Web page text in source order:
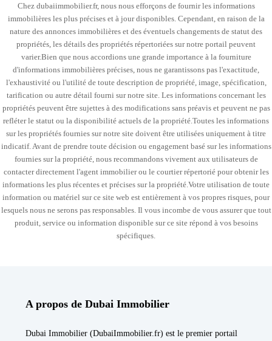
Chez dubaiimmobilier.fr, nous nous efforçons de fournir les informations
immobilières les plus précises et à jour disponibles. Cependant, en raison de la
nature des annonces immobilières et des éventuels changements de statut des
propriétés, les détails des propriétés répertoriées sur notre portail peuvent
varier.Bien que nous accordions une grande importance à la fourniture
d'informations immobilières précises, nous ne garantissons pas l'exactitude,
l'exhaustivité ou l'utilité de toute description de propriété, image, spécification,
tarification ou autre détail fourni sur notre site. Les informations concernant les
propriétés peuvent être sujettes à des modifications sans préavis et peuvent ne pas
refléter le statut ou la disponibilité actuels de la propriété.Toutes les informations
sur les propriétés fournies sur notre site doivent être utilisées uniquement à titre
indicatif. Avant de prendre toute décision ou engagement basé sur les informations
fournies sur la propriété, nous recommandons vivement aux utilisateurs de
contacter directement l'agent immobilier ou le courtier répertorié pour obtenir les
informations les plus récentes et précises sur la propriété.Votre utilisation de toute
information ou matériel sur ce site web est entièrement à vos propres risques, pour
lesquels nous ne serons pas responsables. Il vous incombe de vous assurer que tout
produit, service ou information disponible sur ce site répond à vos besoins
spécifiques.
A propos de Dubai Immobilier
Dubai Immobilier (DubaiImmobilier.fr) est le premier portail